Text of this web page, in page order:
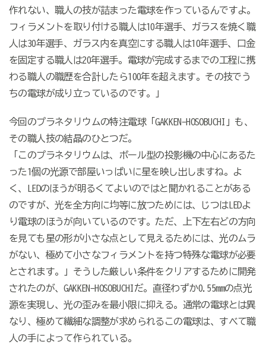
作れない、職人の技が詰まった電球を作っているんですよ。
フィラメントを取り付ける職人は10年選手、ガラスを焼く職
人は30年選手、ガラス内を真空にする職人は10年選手、口金
を固定する職人は20年選手。電球が完成するまでの工程に携
わる職人の職歴を合計したら100年を超えます。その技でう
ちの電球が成り立っているのです。」
今回のプラネタリウムの特注電球「GAKKEN-HOSOBUCHI 」も、
その職人技の結晶のひとつだ。
「このプラネタリウムは、ボール型の投影機の中心にあるた
った1個の光源で部屋いっぱいに星を映し出しますね。よ
く、
LEDのほうが明るくてよいのではと聞かれることがある
のですが、光を全方向に均等に放つためには、じつはLEDよ
り電球のほうが向いているのです。ただ、上下左右どの方向
を見ても星の形が小さな点として見えるためには、光のムラ
がない、極めて小さなフィラメントを持つ特殊な電球が必要
とされます。」そうした厳しい条件をクリアするために開発
されたのが、GAKKEN-HOSOBUCHIだ。直径わずか0.55mmの点光
源を実現し、光の歪みを最小限に抑える。通常の電球とは異
なり、極めて繊細な調整が求められるこの電球は、すべて職
人の手によって作られている。